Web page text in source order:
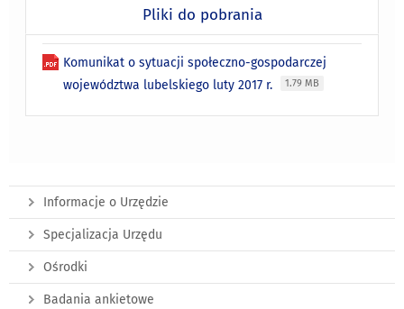
Pliki do pobrania
Komunikat o sytuacji społeczno-gospodarczej
województwa lubelskiego luty 2017 r.
1.79 MB
Informacje o Urzędzie
Specjalizacja Urzędu
Ośrodki
Badania ankietowe